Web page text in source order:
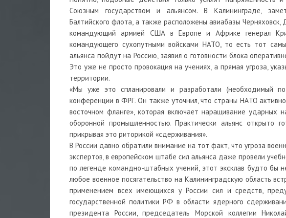
Союзным государством и альянсом. В Калининграде,
Балтийского флота, а также расположены авиабазы
командующий армией США в Европе и Африке генерал
командующего сухопутными войсками НАТО, то есть тот
альянса пойдут на Россию, заявил о готовности блока
Это уже не просто провокация на учениях, а прямая угроза,
территории.
«Мы уже это спланировали и разработали (необходимый
конференции в ФРГ. Он также уточнил, что страны НАТО
восточном фланге», которая включает наращивание ударных
оборонной промышленностью. Практически альянс открыто
прикрывая это риторикой «сдерживания».
В России давно обратили внимание на тот факт, что угроза
экспертов, в европейском штабе сил альянса даже провели
по легенде командно-штабных учений, этот эксклав будто бы
любое военное посягательство на Калининградскую область
применением всех имеющихся у России сил и средств,
государственной политики РФ в области ядерного
президента России, председатель Морской коллегии